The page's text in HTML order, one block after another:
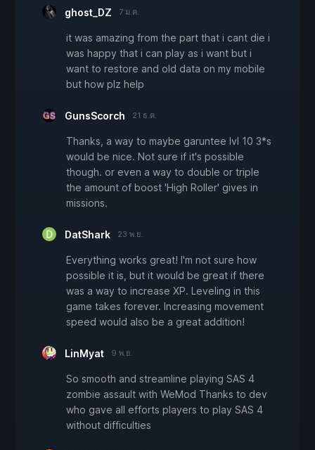
ghost_DZ 7 ม.ค.
it was amazing from the part that i cant die i
was happy that i can play as i want but i
want to restore and old data on my mobile
but how plz help
GunsScorch 21 ธ.ค.
Thanks, a way to maybe garuntee lvl 10 3*s
would be nice. Not sure if it's possible
though. or even a way to double or triple
the amount of boost 'High Roller' gives in
missions.
DatShark 23 พ.ย.
Everything works great! I'm not sure how
possible it is, but it would be great if there
was a way to increase XP. Leveling in this
game takes forever. Increasing movement
speed would also be a great addition!
LinMyat 9 พ.ย.
So smooth and streamline playing SAS 4
zombie assault with WeMod Thanks to dev
who gave all efforts players to play SAS 4
without difficulties